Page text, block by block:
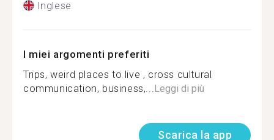
Inglese
I miei argomenti preferiti
Trips, weird places to live , cross cultural
communication, business,... Leggi di più
Scarica la app